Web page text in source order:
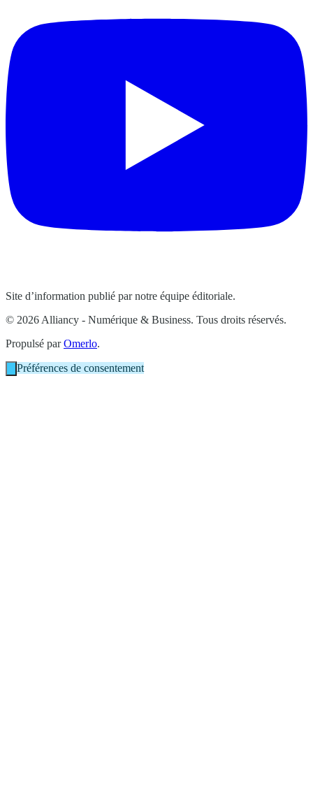
Site d’information publié par notre équipe éditoriale.
© 2026 Alliancy - Numérique & Business. Tous droits réservés.
Propulsé parOmerlo.
Préférences de consentement